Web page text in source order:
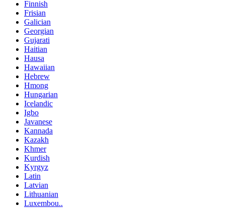
Finnish
Frisian
Galician
Georgian
Gujarati
Haitian
Hausa
Hawaiian
Hebrew
Hmong
Hungarian
Icelandic
Igbo
Javanese
Kannada
Kazakh
Khmer
Kurdish
Kyrgyz
Latin
Latvian
Lithuanian
Luxembou..